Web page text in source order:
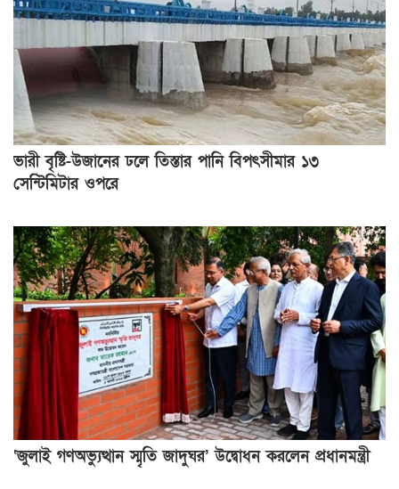
ভারী বৃষ্টি-উজানের ঢলে তিস্তার পানি বিপৎসীমার ১৩
সেন্টিমিটার ওপরে
‘জুলাই গণঅভ্যুত্থান স্মৃতি জাদুঘর’ উদ্বোধন করলেন প্রধানমন্ত্রী